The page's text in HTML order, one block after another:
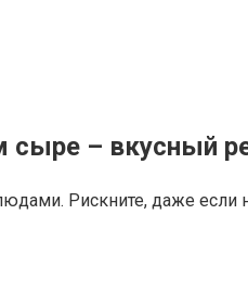
– вкусный
Рискните, даже если